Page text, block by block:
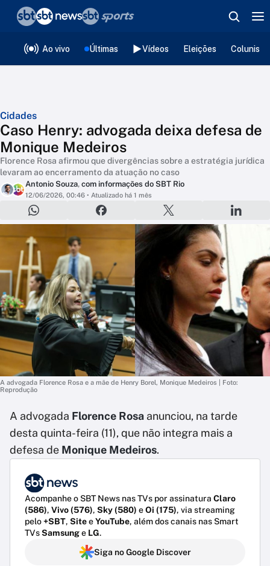
Ao vivo Últimas Vídeos Eleições
Cidades
Caso Henry: advogada deixa defesa de
Monique Medeiros
Florence Rosa afirmou que divergências sobre a estratégia jurídica
levaram ao encerramento da atuação no caso
Antonio Souza, com informações do SBT Rio
12/06/2026, 00:46 • Atualizado há 1 mês
A advogada Florence Rosa e a mãe de Henry Borel, Monique Medeiros | Foto:
Reprodução
A advogada Florence Rosa anunciou, na tarde
desta quinta-feira (11), que não integra mais a
defesa de Monique Medeiros.
Acompanhe o SBT News nas TVs por assinatura Claro
(586), Vivo (576), Sky (580) eOi (175), via streaming
pelo+SBT, SiteeYouTube, além dos canais nas Smart
TVsSamsunge LG.
Siga no Google Discover
❮voltar
Editorias